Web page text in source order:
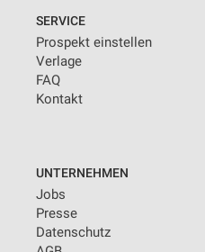
SERVICE
Prospekt einstellen
Verlage
FAQ
Kontakt
UNTERNEHMEN
Jobs
Presse
Datenschutz